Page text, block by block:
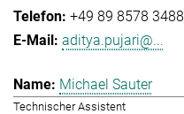
+49 89 8578 3488
aditya.pujari@...
Michael Sauter
Technischer Assistent